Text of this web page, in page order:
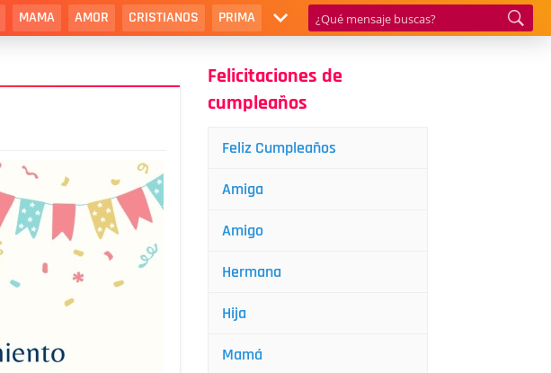
MAMA AMOR CRISTIANOS PRIMA
Felicitaciones de
cumpleaños
Feliz Cumpleaños
Amiga
Amigo
Hermana
Hija
Mamá